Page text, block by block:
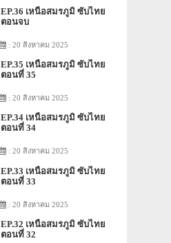
EP.36 เหนือสมรภูมิ ซับไทย
ตอนจบ
: 20 สิงหาคม 2025
EP.35 เหนือสมรภูมิ ซับไทย
ตอนที่ 35
: 20 สิงหาคม 2025
EP.34 เหนือสมรภูมิ ซับไทย
ตอนที่ 34
: 20 สิงหาคม 2025
EP.33 เหนือสมรภูมิ ซับไทย
ตอนที่ 33
: 20 สิงหาคม 2025
EP.32 เหนือสมรภูมิ ซับไทย
ตอนที่ 32